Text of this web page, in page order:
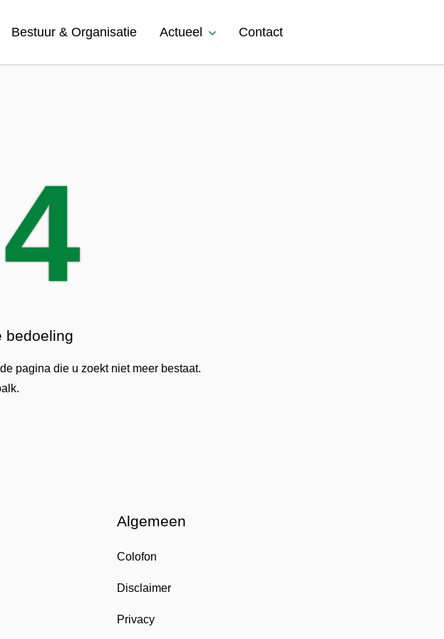
Bestuur & Organisatie Actueel Contact
bedoeling
pagina die u zoekt niet meer bestaat.
Algemeen
Colofon
Disclaimer
Privacy